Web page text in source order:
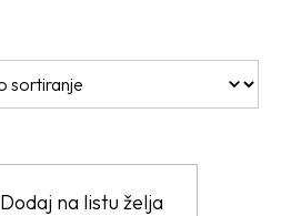
Dodaj na listu želja